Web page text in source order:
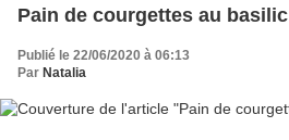
Pain de courgettes au basilic
Publié le 22/06/2020 à 06:13
Par Natalia